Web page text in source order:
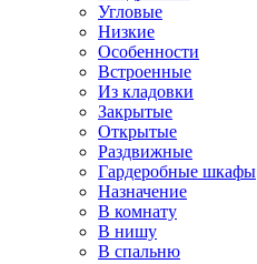
Угловые
Низкие
Особенности
Встроенные
Из кладовки
Закрытые
Открытые
Раздвижные
Гардеробные шкафы
Назначение
В комнату
В нишу
В спальню